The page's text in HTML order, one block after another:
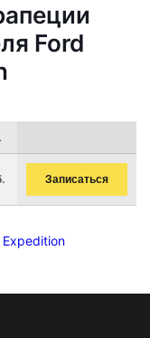
Ford
Записаться